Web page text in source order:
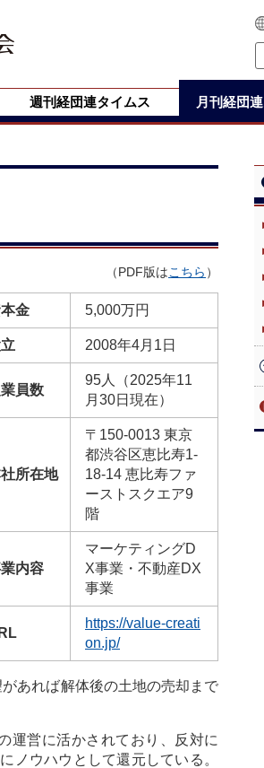
週刊経団連タイムス 月刊経団連
（PDF版はこちら ）
金 5,000万円
2008年4月1日
員数
95人（2025年11
月30日現在）
所在地
〒150-0013 東京
都渋谷区恵比寿1-
18-14 恵比寿ファ
ーストスクエア9
階
内容
マーケティングD
X事業・不動産DX
事業
https://value-creati
on.jp/
あれば解体後の土地の売却まで
運営に活かされており、反対に
ノウハウとして還元している。